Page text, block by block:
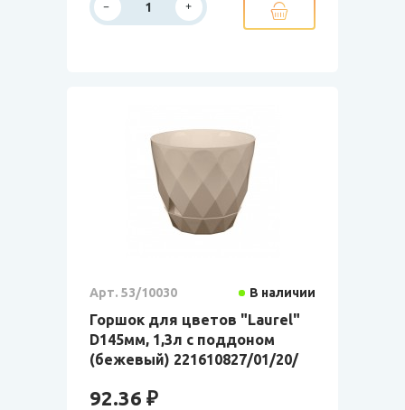
Арт. 53/10030 В наличии
Горшок для цветов "Laurel"
D145мм, 1,3л с поддоном
(бежевый) 221610827/01/20/
92.36 ₽